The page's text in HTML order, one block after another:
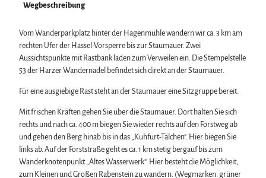
Wegbeschreibung
Vom Wanderparkplatz hinter der Hagenmühle wandern wir ca. 3 km am
rechten Ufer der Hassel-Vorsperre bis zur Staumauer. Zwei
Aussichtspunkte mit Rastbank laden zum Verweilen ein. Die Stempelstelle
53 der Harzer Wandernadel befindet sich direkt an der Staumauer.
Für eine ausgiebige Rast steht an der Staumauer eine Sitzgruppe bereit.
Mit frischen Kräften gehen Sie über die Staumauer. Dort halten Sie sich
rechts und nach ca. 400 m biegen Sie wieder rechts auf den Forstweg ab
und gehen den Berg hinab bis in das „Kuhfurt-Tälchen“. Hier biegen Sie
links ab. Auf der Forststraße geht es ca. 1 km stetig bergauf bis zum
Wanderknotenpunkt „Altes Wasserwerk“. Hier besteht die Möglichkeit,
zum Kleinen und Großen Rabenstein zu wandern. (Wegmarken: grüner